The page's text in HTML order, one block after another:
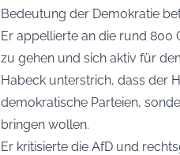
Bedeutung der Demokratie
Er appellierte an die rund 800
zu gehen und sich aktiv für
Habeck unterstrich, dass der
demokratische Parteien,
bringen wollen.
Er kritisierte die AfD und